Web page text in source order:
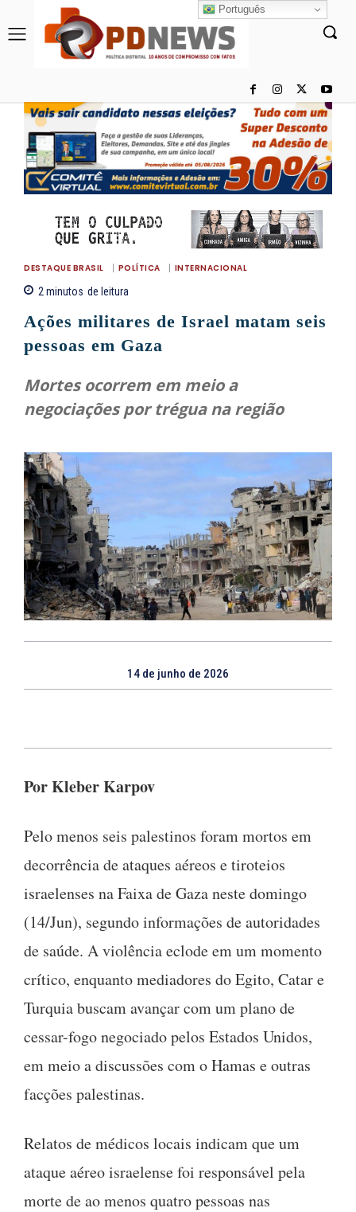
DESTAQUE BRASIL POLÍTICA INTERNACIONAL
2minutos de leitura
Ações militares de Israel matam seis
pessoas em Gaza
Mortes ocorrem em meio a
negociações por trégua na região
14 de junho de 2026
Por Kleber Karpov
Pelo menos seis palestinos foram mortos em
decorrência de ataques aéreos e tiroteios
israelenses na Faixa de Gaza neste domingo
(14/Jun), segundo informações de autoridades
de saúde. A violência eclode em um momento
crítico, enquanto mediadores do Egito, Catar e
Turquia buscam avançar com um plano de
cessar-fogo negociado pelos Estados Unidos,
em meio a discussões com o Hamas e outras
facções palestinas.
Relatos de médicos locais indicam que um
ataque aéreo israelense foi responsável pela
morte de ao menos quatro pessoas nas
Português